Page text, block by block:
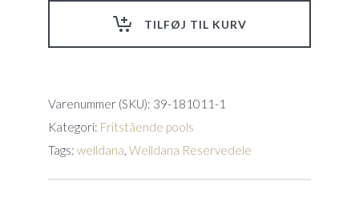
quantity
TILFØJ TIL KURV
Varenummer (SKU): 39-181011-1
Kategori: Fritstående pools
Tags: welldana Welldana Reservedele